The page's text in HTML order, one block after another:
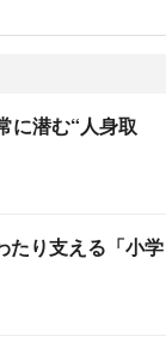
に潜む“人身取
たり支える「小学